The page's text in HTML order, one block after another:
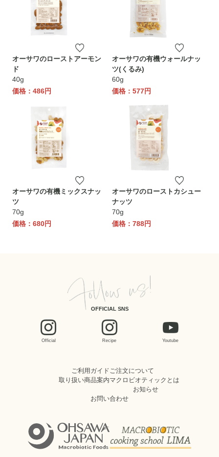
オーサワのローストアーモン
ド
40g
価格：486円
オーサワの有機ウォールナッ
ツ(くるみ)
60g
価格：577円
オーサワの有機ミックスナッ
ツ
70g
価格：680円
オーサワのローストカシュー
ナッツ
70g
価格：788円
OFFICIAL SNS
Official Recipe Youtube
ご利用ガイドご注文について
取り扱い商品案内マクロビオティックとは
お知らせ
お問い合わせ